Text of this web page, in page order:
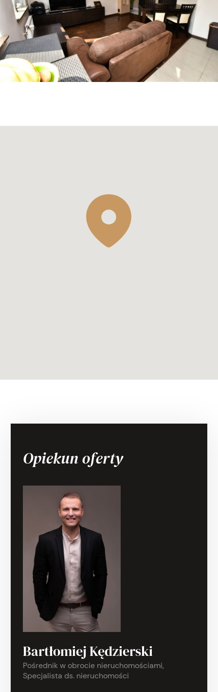
Opiekun oferty
Bartłomiej Kędzierski
Pośrednik w obrocie nieruchomościami,
Specjalista ds. nieruchomości